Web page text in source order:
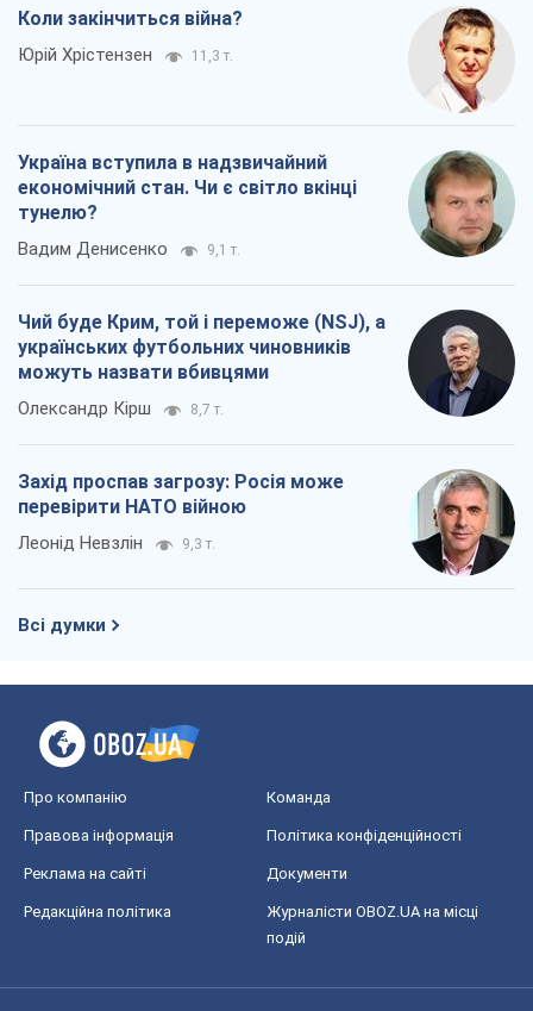
Коли закінчиться війна?
Юрій Хрістензен 11,3 т.
Україна вступила в надзвичайний
економічний стан. Чи є світло вкінці
тунелю?
Вадим Денисенко 9,1 т.
Чий буде Крим, той і переможе (NSJ), а
українських футбольних чиновників
можуть назвати вбивцями
Олександр Кірш 8,7 т.
Захід проспав загрозу: Росія може
перевірити НАТО війною
Леонід Невзлін 9,3 т.
Всі думки
Про компанію Команда
Правова інформація Політика конфіденційності
Реклама на сайті Документи
Редакційна політика
Журналісти OBOZ.UA на місці
подій